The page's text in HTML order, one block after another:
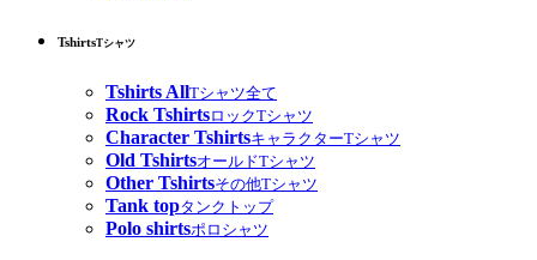
TshirtsTシャツ
Tshirts AllTシャツ全て
Rock TshirtsロックTシャツ
Character TshirtsキャラクターTシャツ
Old TshirtsオールドTシャツ
Other Tshirtsその他Tシャツ
Tank topタンクトップ
Polo shirtsポロシャツ